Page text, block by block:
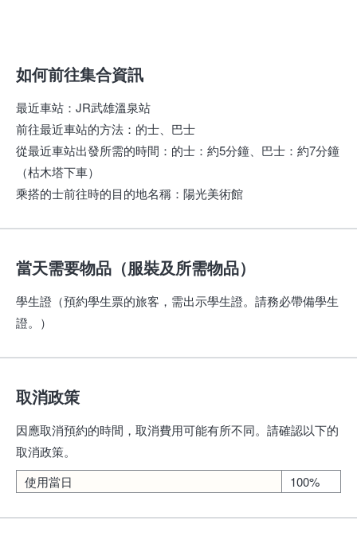
如何前往集合資訊
最近車站 ： JR武雄溫泉站
前往最近車站的方法 ： 的士、巴士
從最近車站出發所需的時間 ： 的士：約5分鐘、巴士：約7分鐘
（枯木塔下車）
乘搭的士前往時的目的地名稱 ： 陽光美術館
當天需要物品（服裝及所需物品）
學生證（預約學生票的旅客，需出示學生證。請務必帶備學生
證。）
取消政策
因應取消預約的時間，取消費用可能有所不同。請確認以下的
取消政策。
使用當日
100%